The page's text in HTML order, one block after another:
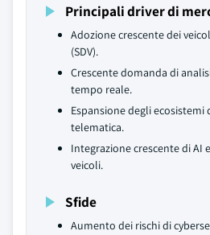
Principali driver di
Adozione crescente dei
(SDV).
Crescente domanda di
tempo reale.
Espansione degli
telematica.
Integrazione crescente di AI
veicoli.
Sfide
Aumento dei rischi di